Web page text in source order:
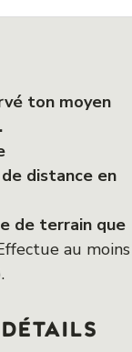
ton moyen
distance en
de terrain que
au moins